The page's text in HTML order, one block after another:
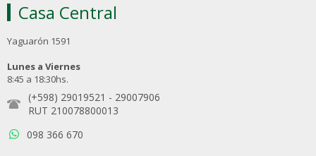
Casa Central
Yaguarón 1591
Lunes a Viernes
8:45 a 18:30hs.
(+598) 29019521 - 29007906
RUT 210078800013
098 366 670